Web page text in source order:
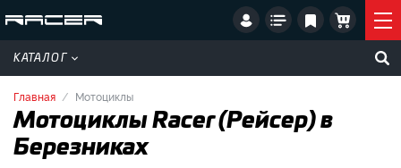
КАТАЛОГ
Главная Мотоциклы
Мотоциклы Racer (Рейсер) в
Березниках